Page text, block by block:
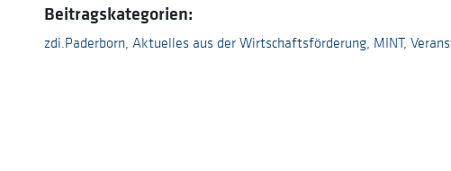
Beitragskategorien:
zdi.Paderborn Aktuelles aus der Wirtschaftsförderung, MINT,